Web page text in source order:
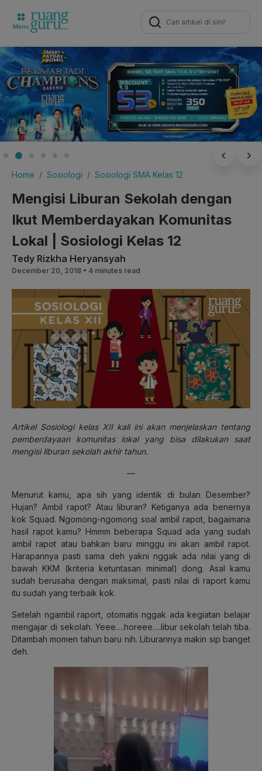
Search
for:
Home Sosiologi Sosiologi SMA Kelas 12
Mengisi Liburan Sekolah dengan
Ikut Memberdayakan Komunitas
Lokal | Sosiologi Kelas 12
Tedy Rizkha Heryansyah
December 20, 2018 • 4 minutes read
Artikel Sosiologi kelas XII kali ini akan menjelaskan tentang
pemberdayaan komunitas lokal yang bisa dilakukan saat
mengisi liburan sekolah akhir tahun.
—
Menurut kamu, apa sih yang identik di bulan Desember?
Hujan? Ambil rapot? Atau liburan? Ketiganya ada benernya
kok Squad. Ngomong-ngomong soal ambil rapot, bagaimana
hasil rapot kamu? Hmmm beberapa Squad ada yang sudah
ambil rapot atau bahkan baru minggu ini akan ambil rapot.
Harapannya pasti sama deh yakni nggak ada nilai yang di
bawah KKM (kriteria ketuntasan minimal) dong. Asal kamu
sudah berusaha dengan maksimal, pasti nilai di raport kamu
itu sudah yang terbaik kok.
Setelah ngambil raport, otomatis nggak ada kegiatan belajar
mengajar di sekolah. Yeee….horeee….libur sekolah telah tiba.
Ditambah momen tahun baru nih. Liburannya makin sip banget
deh.